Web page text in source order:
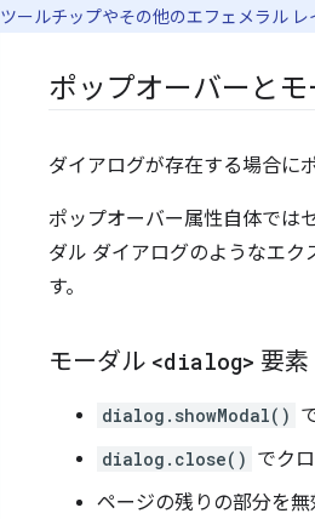
ツールチップやその他のエフェメラル レ
ポップオーバーと
ダイアログが存在する場合に
ポップオーバー属性自体では
ダル ダイアログのようなエ
す。
モーダル <dialog> 要素
dialog.showModal()
dialog.close() でクロ
ページの残りの部分を無